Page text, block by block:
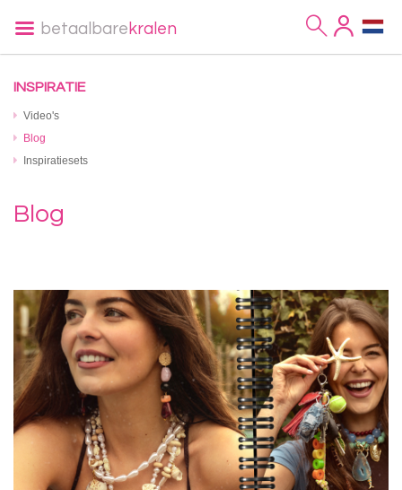
betaalbare kralen
INSPIRATIE
Video's
Blog
Inspiratiesets
Blog